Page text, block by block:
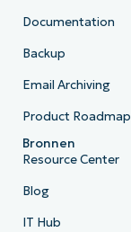
Documentation
Backup
Email Archiving
Product Roadmap
Bronnen
Resource Center
Blog
IT Hub